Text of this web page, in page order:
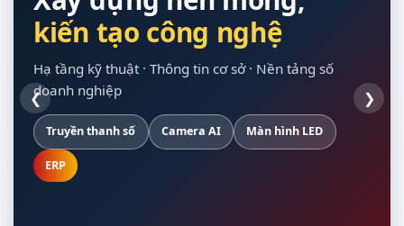
kiến tạo công nghệ
Hạ tầng kỹ thuật · Thông tin cơ sở · Nền tảng số
doanh nghiệp
Truyền thanh số Camera AI Màn hình LED
ERP
hạ tầng kỹ thuật
Xây dựng dân dụng Giao thông Nội thất
Điện mặt trời
quan sát được hiện
trường
Chuẩn Thông tư 24/2025
cho doanh nghiệp
Nền Odoo Hạ tầng máy chủ Sao lưu tự động
Tuỳ chỉnh theo nghiệp vụ
vòng đời dự án
Khảo sát trên bản đồ số Dự toán theo định mức
Bàn giao đủ tài liệu
❮ ❯